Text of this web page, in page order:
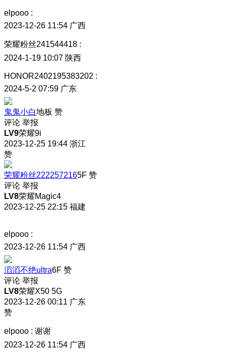
elpooo :
2023-12-26 11:54 广西
荣耀粉丝241544418 :
2024-1-19 10:07 陕西
HONOR2402195383202 :
2024-5-2 07:59 广东
鬼鬼小白地板 赞
评论 举报
LV9荣耀9i
2023-12-25 19:44 浙江
赞
荣耀粉丝2222572165F 赞
评论 举报
LV8荣耀Magic4
2023-12-25 22:15 福建
elpooo :
2023-12-26 11:54 广西
滔滔不绝ultra6F 赞
评论 举报
LV8荣耀X50 5G
2023-12-26 00:11 广东
赞
elpooo : 谢谢
2023-12-26 11:54 广西